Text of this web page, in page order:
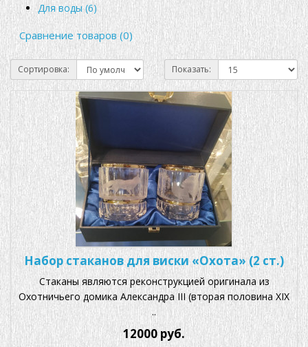
Для воды (6)
Сравнение товаров (0)
Сортировка: Показать:
Набор стаканов для виски «Охота» (2 ст.)
Стаканы являются реконструкцией оригинала из
Охотничьего домика Александра III (вторая половина XIX
..
12000 руб.